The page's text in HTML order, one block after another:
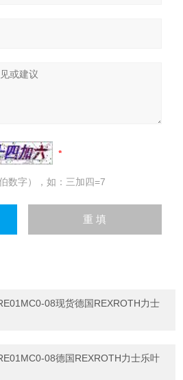
数字），如：三加四=7
08现货德国REXROTH力士
08德国REXROTH力士乐叶